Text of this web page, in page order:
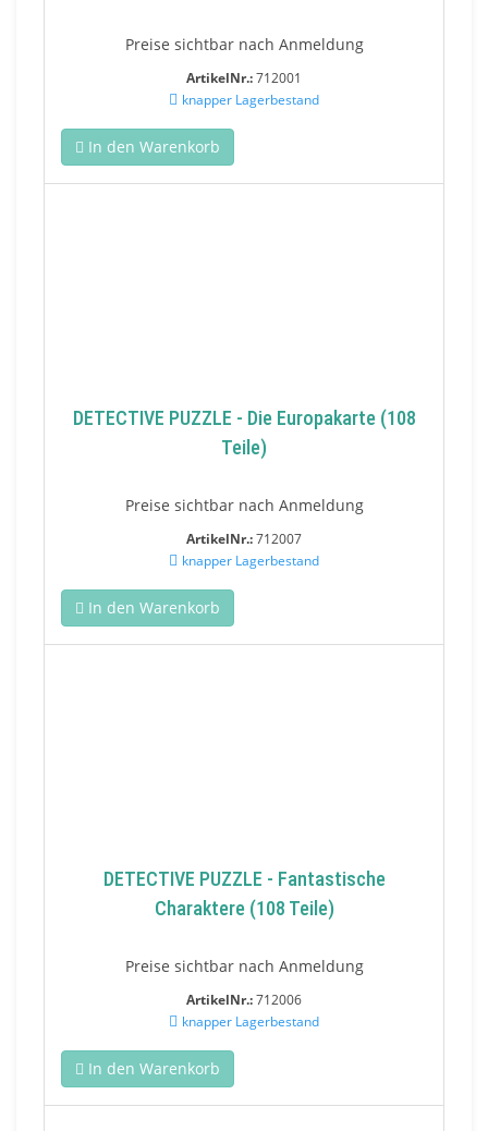
Preise sichtbar nach Anmeldung
ArtikelNr.:712001
knapper Lagerbestand
In den Warenkorb
DETECTIVE PUZZLE - Die Europakarte (108
Teile)
Preise sichtbar nach Anmeldung
ArtikelNr.:712007
knapper Lagerbestand
In den Warenkorb
DETECTIVE PUZZLE - Fantastische
Charaktere (108 Teile)
Preise sichtbar nach Anmeldung
ArtikelNr.:712006
knapper Lagerbestand
In den Warenkorb